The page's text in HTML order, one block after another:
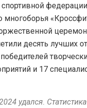
федерации
многоборья
десять лучших
и 17
удался. Статистика